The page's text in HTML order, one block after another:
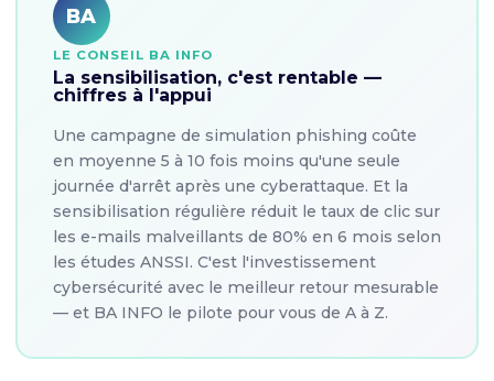
BA
LE CONSEIL BA INFO
La sensibilisation, c'est rentable —
chiffres à l'appui
Une campagne de simulation phishing coûte
en moyenne 5 à 10 fois moins qu'une seule
journée d'arrêt après une cyberattaque. Et la
sensibilisation régulière réduit le taux de clic sur
les e-mails malveillants de 80% en 6 mois selon
les études ANSSI. C'est l'investissement
cybersécurité avec le meilleur retour mesurable
— et BA INFO le pilote pour vous de A à Z.